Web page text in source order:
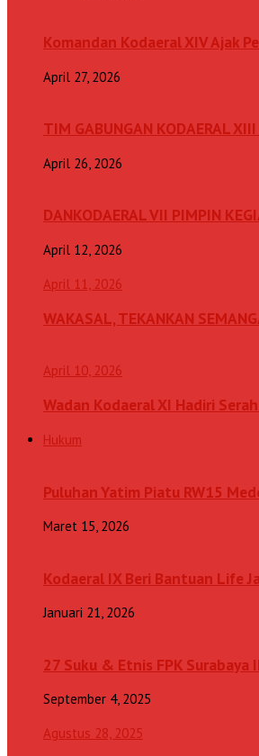
Komandan Kodaeral XIV Ajak
April 27, 2026
TIM GABUNGAN KODAERAL
April 26, 2026
DANKODAERAL VII PIMPIN
April 12, 2026
April 11, 2026
WAKASAL, TEKANKAN
April 10, 2026
Wadan Kodaeral XI Hadiri
Hukum
Puluhan Yatim Piatu RW15
Maret 15, 2026
Kodaeral IX Beri Bantuan Life
Januari 21, 2026
27 Suku & Etnis FPK Surabaya
September 4, 2025
Agustus 28, 2025